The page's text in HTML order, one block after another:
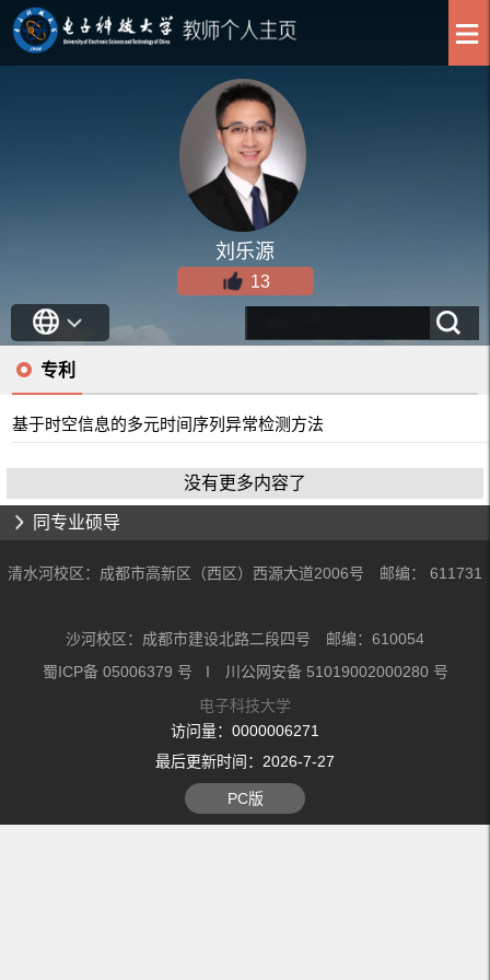
刘乐源
13
专利
基于时空信息的多元时间序列异常检测方法
没有更多内容了
同专业硕导
清水河校区：成都市高新区（西区）西源大道2006号 邮编： 611731
沙河校区：成都市建设北路二段四号 邮编：610054
蜀ICP备 05006379 号 I 川公网安备 51019002000280 号
电子科技大学
访问量： 0000006271
最后更新时间： 2026-7-27
PC版